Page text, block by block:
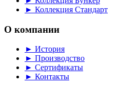
► Коллекция Стандарт
О компании
► История
► Производство
► Сертификаты
► Контакты